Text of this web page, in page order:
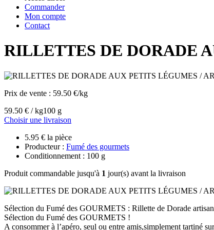
Commander
Mon compte
Contact
RILLETTES DE DORADE
Prix de vente : 59.50 €/kg
59.50 € / kg100 g
Choisir une livraison
5.95 € la pièce
Producteur : Fumé des gourmets
Conditionnement : 100 g
Produit commandable jusqu'à 1 jour(s) avant la livraison
Sélection du Fumé des GOURMETS : Rillette de Dorade
Sélection du Fumé des GOURMETS !
A consommer à l’apéro, seul ou entre amis,simplement tartiné